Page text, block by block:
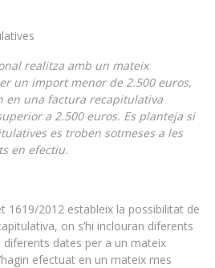
realitza amb un mateix
un import menor de 2.500 euros,
en una factura recapitulativa
a 2.500 euros. Es planteja si
es troben sotmeses a les
en efectiu.
1619/2012 estableix la possibilitat de
on s’hi inclouran diferents
dates per a un mateix
efectuat en un mateix mes